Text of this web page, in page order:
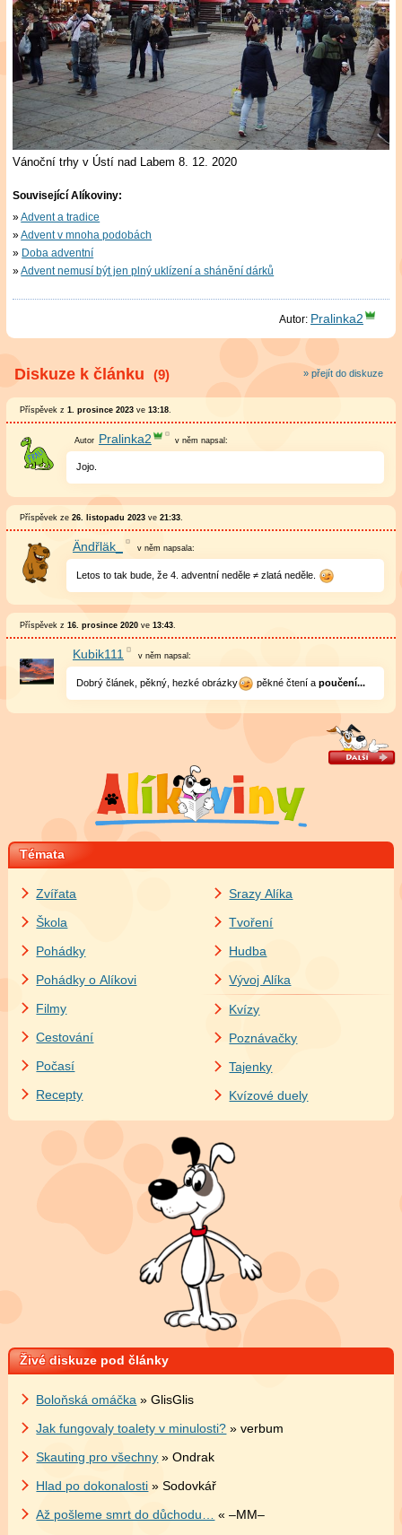
Vánoční trhy v Ústí nad Labem 8. 12. 2020
Související Alíkoviny:
Advent a tradice
Advent v mnoha podobách
Doba adventní
Advent nemusí být jen plný uklízení a shánění dárků
Autor: Pralinka2
» přejít do diskuze
Diskuze k článku (9)
Příspěvek z 1. prosince 2023ve 13:18.
Pralinka2 v němnapsal:
Jojo.
Příspěvek ze 26. listopadu 2023ve 21:33.
Ändřläk_ v něm napsala:
Letos to tak bude, že 4. adventní neděle ≠ zlatá neděle.
Příspěvek z 16. prosince 2020ve 13:43.
Kubik111 v něm napsal:
Dobrý článek, pěkný, hezké obrázky pěkné čtení apoučení...
Témata
Zvířata
Škola
Pohádky
Pohádky o Alíkovi
Filmy
Cestování
Počasí
Recepty
Srazy Alíka
Tvoření
Hudba
Vývoj Alíka
Kvízy
Poznávačky
Tajenky
Kvízové duely
Živé diskuze pod články
Boloňská omáčka » GlisGlis
Jak fungovaly toalety v minulosti? » verbum
Skauting pro všechny » Ondrak
Hlad po dokonalosti » Sodovkář
Až pošleme smrt do důchodu…
« –MM–